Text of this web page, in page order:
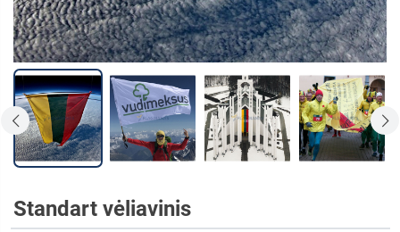
Standart vėliavinis